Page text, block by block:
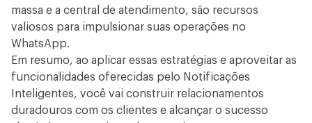
massa e a central de atendimento, são recursos
valiosos para impulsionar suas operações no
WhatsApp.
Em resumo, ao aplicar essas estratégias e aproveitar as
funcionalidades oferecidas pelo Notificações
Inteligentes, você vai construir relacionamentos
duradouros com os clientes e alcançar o sucesso